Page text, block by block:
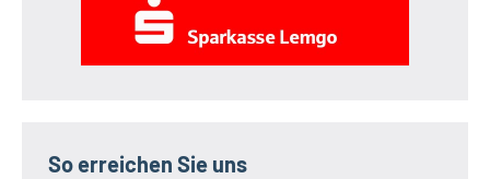
So erreichen Sie uns